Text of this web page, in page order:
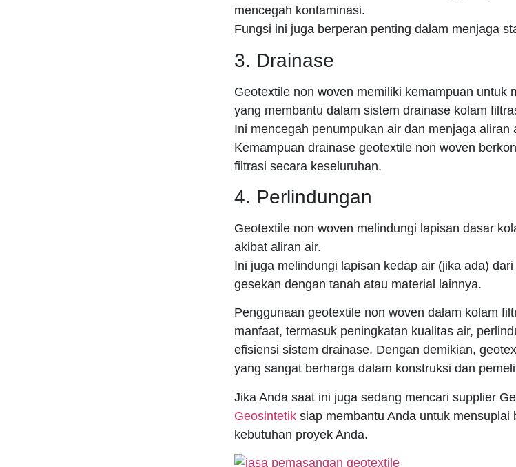
mencegah kontaminasi.
Fungsi ini juga berperan penting dalam menjaga
3. Drainase
Geotextile non woven memiliki kemampuan untuk
yang membantu dalam sistem drainase kolam
Ini mencegah penumpukan air dan menjaga aliran
Kemampuan drainase geotextile non woven
filtrasi secara keseluruhan.
4. Perlindungan
Geotextile non woven melindungi lapisan dasar
akibat aliran air.
Ini juga melindungi lapisan kedap air (jika ada)
gesekan dengan tanah atau material lainnya.
Penggunaan geotextile non woven dalam kolam
manfaat, termasuk peningkatan kualitas air,
efisiensi sistem drainase. Dengan demikian,
yang sangat berharga dalam konstruksi dan
Jika Anda saat ini juga sedang mencari supplier
Geosintetik siap membantu Anda untuk
kebutuhan proyek Anda.